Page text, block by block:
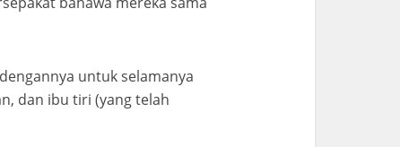
untuk selamanya
dan ibu tiri (yang telah